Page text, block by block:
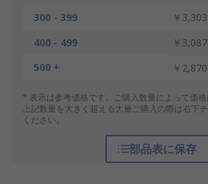
300 - 399
￥3,303
400 - 499
￥3,087
500 +
￥2,870
* 表示は参考価格です。ご購入数量によって価格
上記数量を大きく超える大量ご購入の際は右下
ください。
部品表に保存